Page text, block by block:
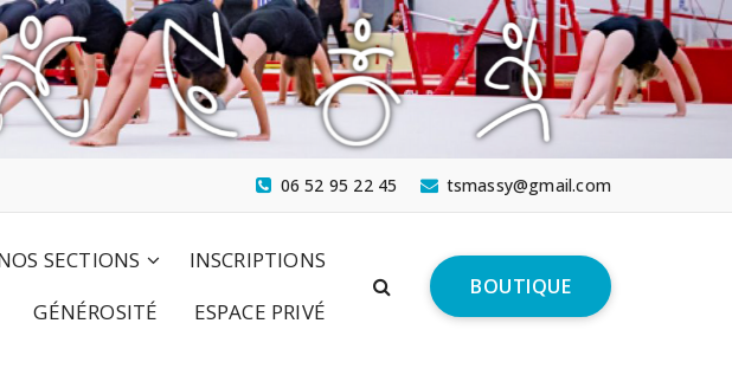
tsmassy@gmail.com
06 52 95 22 45
SECTIONS
INSCRIPTIONS
GÉNÉROSITÉ
ESPACE PRIVÉ
BOUTIQUE